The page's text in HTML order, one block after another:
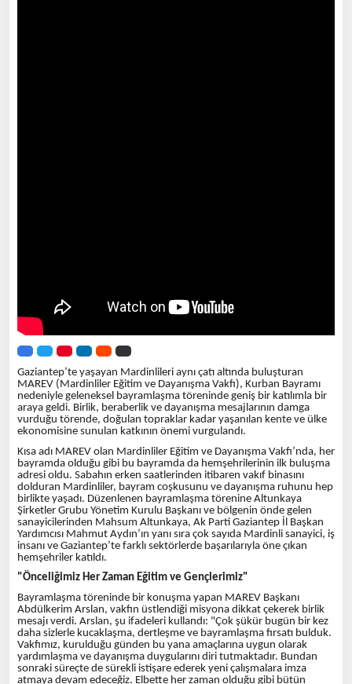
Gaziantep’te yaşayan Mardinlileri aynı çatı altında buluşturan
MAREV (Mardinliler Eğitim ve Dayanışma Vakfı), Kurban Bayramı
nedeniyle geleneksel bayramlaşma töreninde geniş bir katılımla bir
araya geldi. Birlik, beraberlik ve dayanışma mesajlarının damga
vurduğu törende, doğulan topraklar kadar yaşanılan kente ve ülke
ekonomisine sunulan katkının önemi vurgulandı.
Kısa adı MAREV olan Mardinliler Eğitim ve Dayanışma Vakfı’nda, her
bayramda olduğu gibi bu bayramda da hemşehrilerinin ilk buluşma
adresi oldu. Sabahın erken saatlerinden itibaren vakıf binasını
dolduran Mardinliler, bayram coşkusunu ve dayanışma ruhunu hep
birlikte yaşadı. Düzenlenen bayramlaşma törenine Altunkaya
Şirketler Grubu Yönetim Kurulu Başkanı ve bölgenin önde gelen
sanayicilerinden Mahsum Altunkaya, Ak Parti Gaziantep İl Başkan
Yardımcısı Mahmut Aydın’ın yanı sıra çok sayıda Mardinli sanayici, iş
insanı ve Gaziantep’te farklı sektörlerde başarılarıyla öne çıkan
hemşehriler katıldı.
"Önceliğimiz Her Zaman Eğitim ve Gençlerimiz"
Bayramlaşma töreninde bir konuşma yapan MAREV Başkanı
Abdülkerim Arslan, vakfın üstlendiği misyona dikkat çekerek birlik
mesajı verdi. Arslan, şu ifadeleri kullandı: "Çok şükür bugün bir kez
daha sizlerle kucaklaşma, dertleşme ve bayramlaşma fırsatı bulduk.
Vakfımız, kurulduğu günden bu yana amaçlarına uygun olarak
yardımlaşma ve dayanışma duygularını diri tutmaktadır. Bundan
sonraki süreçte de sürekli istişare ederek yeni çalışmalara imza
atmaya devam edeceğiz. Elbette her zaman olduğu gibi bütün